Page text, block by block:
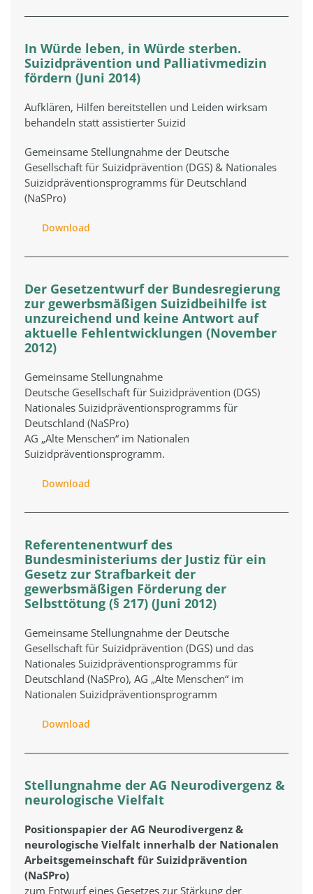
In Würde leben, in Würde sterben.
Suizidprävention und Palliativmedizin
fördern (Juni 2014)
Aufklären, Hilfen bereitstellen und Leiden wirksam
behandeln statt assistierter Suizid
Gemeinsame Stellungnahme der Deutsche
Gesellschaft für Suizidprävention (DGS) & Nationales
Suizidpräventionsprogramms für Deutschland
(NaSPro)
Download
Der Gesetzentwurf der Bundesregierung
zur gewerbsmäßigen Suizidbeihilfe ist
unzureichend und keine Antwort auf
aktuelle Fehlentwicklungen (November
2012)
Gemeinsame Stellungnahme
Deutsche Gesellschaft für Suizidprävention (DGS)
Nationales Suizidpräventionsprogramms für
Deutschland (NaSPro)
AG „Alte Menschen“ im Nationalen
Suizidpräventionsprogramm.
Download
Referentenentwurf des
Bundesministeriums der Justiz für ein
Gesetz zur Strafbarkeit der
gewerbsmäßigen Förderung der
Selbsttötung (§ 217) (Juni 2012)
Gemeinsame Stellungnahme der Deutsche
Gesellschaft für Suizidprävention (DGS) und das
Nationales Suizidpräventionsprogramms für
Deutschland (NaSPro), AG „Alte Menschen“ im
Nationalen Suizidpräventionsprogramm
Download
Stellungnahme der AG Neurodivergenz &
neurologische Vielfalt
Positionspapier der AG Neurodivergenz &
neurologische Vielfalt innerhalb der Nationalen
Arbeitsgemeinschaft für Suizidprävention
(NaSPro)
zum Entwurf eines Gesetzes zur Stärkung der